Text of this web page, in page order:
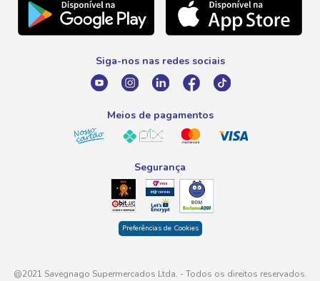
Promoção Fim de Ano
Telefone
0800 016 6680
atendimento@savegnago.com.br
Siga-nos nas redes sociais
Meios de pagamentos
Segurança
Preferências de Cookies
@2021 Savegnago Supermercados Ltda. - Todos os direitos reservados.